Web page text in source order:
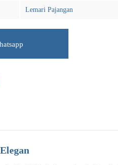
Lemari Pajangan